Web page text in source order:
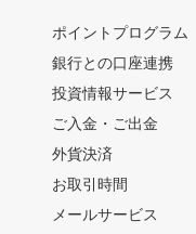
ポイントプログラム
銀行との口座連携
投資情報サービス
ご入金・ご出金
外貨決済
お取引時間
メールサービス